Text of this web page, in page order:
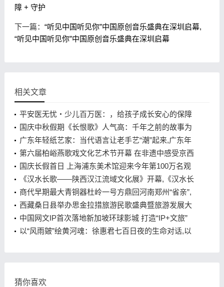
障 + 守护
下一篇： “听见中国听见你”中国原创音乐盛典在深圳启幕,
“听见中国听见你”中国原创音乐盛典在深圳启幕
相关文章
平安医无忧・少儿百万医：，给孩子成长安心的保障
+ 守护
国庆中秋假期《长恨歌》人气高：千年之前的故事为
何经久不衰,国庆中秋假期《长恨歌》人气高：千年之
前的故事为何经久不衰
广东年轻纸艺家：当代语言让老手艺“潮”起来,广东年
轻纸艺家：当代语言让老手艺“潮”起来
第六届柏峪燕歌戏文化艺术节开幕 在非遗中感受京西
古韵,第六届柏峪燕歌戏文化艺术节开幕 在非遗中感
受京西古韵
国庆长假首日 上海浦东美术馆迎来今年第100万名观
众,国庆长假首日 上海浦东美术馆迎来今年第100万名
观众
《汉水长歌——陕西汉江流域文化展》开幕,《汉水长
歌——陕西汉江流域文化展》开幕
商代早期最大青铜器杜岭一号方鼎回河南郑州“省亲”,
商代早期最大青铜器杜岭一号方鼎回河南郑州“省亲”
西藏桑日县举办思金拉措旅游民歌盛典暨旅游发展大
会,西藏桑日县举办思金拉措旅游民歌盛典暨旅游发展
大会
中国网文IP首次落地新加坡环球影城 打造“IP+文旅”
跨国融合,中国网文IP首次落地新加坡环球影城 打造
以“风雨皴”绘黄河魂：徐惠君七百日夜的生命对话,以
猜你喜欢